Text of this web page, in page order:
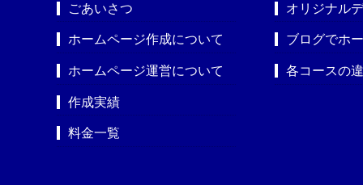
ごあいさつ
ホームページ作成について
ホームページ運営について
作成実績
料金一覧
オリジナル
ブログでホ
各コースの